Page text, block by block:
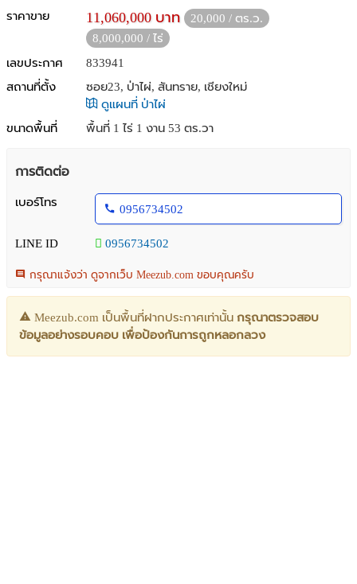
ราคาขาย 11,060,000 บาท
20,000 / ตร.ว.
8,000,000 / ไร่
เลขประกาศ
833941
สถานที่ตั้ง
ซอย23, ป่าไผ่, สันทราย, เชียงใหม่
ดูแผนที่ ป่าไผ่
ขนาดพื้นที่
พื้นที่ 1 ไร่ 1 งาน 53 ตร.วา
การติดต่อ
เบอร์โทร
0956734502
LINE ID 0956734502
กรุณาแจ้งว่า ดูจากเว็บ Meezub.com ขอบคุณครับ
Meezub.com เป็นพื้นที่ฝากประกาศเท่านั้น กรุณาตรวจสอบ
ข้อมูลอย่างรอบคอบ เพื่อป้องกันการถูกหลอกลวง